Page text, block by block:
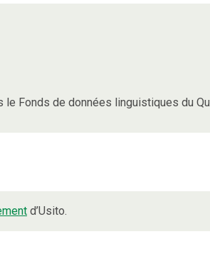
le Fonds de données linguistiques du
d’Usito.